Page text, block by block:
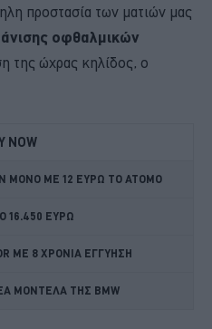
προστασία των ματιών μας
οφθαλμικών
της ώχρας κηλίδος, ο
NOW
ΜΟΝΟ ΜΕ 12 ΕΥΡΩ ΤΟ ΑΤΟΜΟ
16.450 ΕΥΡΩ
ME 8 ΧΡΟΝΙΑ ΕΓΓΥΗΣΗ
ΜΟΝΤΕΛΑ ΤΗΣ BMW